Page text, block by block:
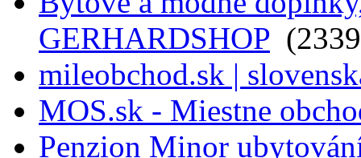
GERHARDSHOP
mileobchod.sk |
MOS.sk - Miestne
Penzion Minor